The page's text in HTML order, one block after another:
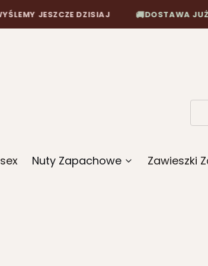
JESZCZE DZISIAJ 🚚 DOSTAWA JUŻ OD
Nuty Zapachowe Zawieszki